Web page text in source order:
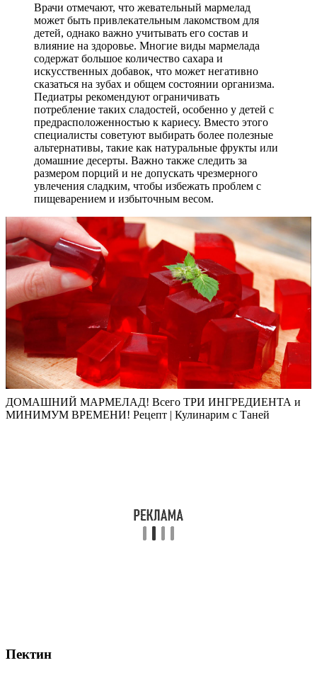
Врачи отмечают, что жевательный мармелад
может быть привлекательным лакомством для
детей, однако важно учитывать его состав и
влияние на здоровье. Многие виды мармелада
содержат большое количество сахара и
искусственных добавок, что может негативно
сказаться на зубах и общем состоянии организма.
Педиатры рекомендуют ограничивать
потребление таких сладостей, особенно у детей с
предрасположенностью к кариесу. Вместо этого
специалисты советуют выбирать более полезные
альтернативы, такие как натуральные фрукты или
домашние десерты. Важно также следить за
размером порций и не допускать чрезмерного
увлечения сладким, чтобы избежать проблем с
пищеварением и избыточным весом.
ДОМАШНИЙ МАРМЕЛАД! Всего ТРИ ИНГРЕДИЕНТА и
МИНИМУМ ВРЕМЕНИ! Рецепт | Кулинарим с Таней
Пектин